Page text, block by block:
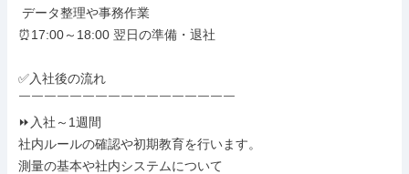
⏰17:00～18:00 翌日の準備・退社
✅入社後の流れ
￣￣￣￣￣￣￣￣￣￣￣￣￣￣￣￣￣
⏩入社～1週間
社内ルールの確認や初期教育を行います。
測量の基本や社内システムについて